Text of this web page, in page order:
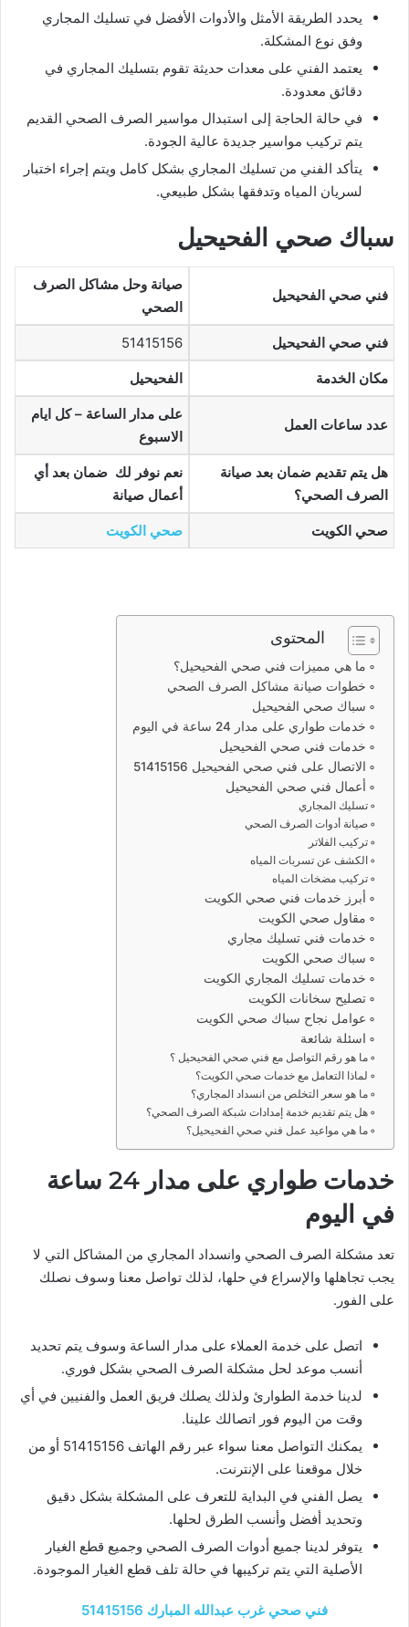
يحدد الطريقة الأمثل والأدوات الأفضل في تسليك المجاري
وفق نوع المشكلة.
يعتمد الفني على معدات حديثة تقوم بتسليك المجاري في
دقائق معدودة.
في حالة الحاجة إلى استبدال مواسير الصرف الصحي القديم
يتم تركيب مواسير جديدة عالية الجودة.
يتأكد الفني من تسليك المجاري بشكل كامل ويتم إجراء اختبار
لسريان المياه وتدفقها بشكل طبيعي.
سباك صحي الفحيحيل
فني صحي الفحيحيل
صيانة وحل مشاكل الصرف
الصحي
فني صحي الفحيحيل 51415156
مكان الخدمة الفحيحيل
عدد ساعات العمل
على مدار الساعة – كل ايام
الاسبوع
هل يتم تقديم ضمان بعد صيانة
الصرف الصحي؟
نعم نوفر لك ضمان بعد أي
أعمال صيانة
صحي الكويت صحي الكويت
المحتوى
ما هي مميزات فني صحي الفحيحيل؟
خطوات صيانة مشاكل الصرف الصحي
سباك صحي الفحيحيل
خدمات طواري على مدار 24 ساعة في اليوم
خدمات فني صحي الفحيحيل
الاتصال على فني صحي الفحيحيل 51415156
أعمال فني صحي الفحيحيل
تسليك المجاري
صيانة أدوات الصرف الصحي
تركيب الفلاتر
الكشف عن تسربات المياه
تركيب مضخات المياه
أبرز خدمات فني صحي الكويت
مقاول صحي الكويت
خدمات فني تسليك مجاري
سباك صحي الكويت
خدمات تسليك المجاري الكويت
تصليح سخانات الكويت
عوامل نجاح سباك صحي الكويت
اسئلة شائعة
ما هو رقم التواصل مع فني صحي الفحيحيل ؟
لماذا التعامل مع خدمات صحي الكويت؟
ما هو سعر التخلص من انسداد المجاري؟
هل يتم تقديم خدمة إمدادات شبكة الصرف الصحي؟
ما هي مواعيد عمل فني صحي الفحيحيل؟
خدمات طواري على مدار 24 ساعة
في اليوم
تعد مشكلة الصرف الصحي وانسداد المجاري من المشاكل التي لا
يجب تجاهلها والإسراع في حلها، لذلك تواصل معنا وسوف نصلك
على الفور.
اتصل على خدمة العملاء على مدار الساعة وسوف يتم تحديد
أنسب موعد لحل مشكلة الصرف الصحي بشكل فوري.
لدينا خدمة الطوارئ ولذلك يصلك فريق العمل والفنيين في أي
وقت من اليوم فور اتصالك علينا.
يمكنك التواصل معنا سواء عبر رقم الهاتف 51415156 أو من
خلال موقعنا على الإنترنت.
يصل الفني في البداية للتعرف على المشكلة بشكل دقيق
وتحديد أفضل وأنسب الطرق لحلها.
يتوفر لدينا جميع أدوات الصرف الصحي وجميع قطع الغيار
الأصلية التي يتم تركيبها في حالة تلف قطع الغيار الموجودة.
فني صحي غرب عبدالله المبارك 51415156